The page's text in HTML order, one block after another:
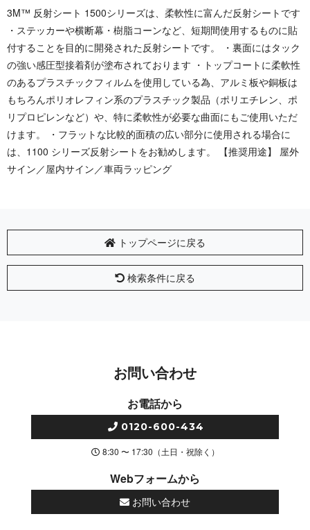
3M™ 反射シート 1500シリーズは、柔軟性に富んだ反射シートです
・ステッカーや横断幕・樹脂コーンなど、短期間使用するものに貼
付することを目的に開発された反射シートです。 ・裏面にはタック
の強い感圧型接着剤が塗布されております ・トップコートに柔軟性
のあるプラスチックフィルムを使用している為、アルミ板や銅板は
もちろんポリオレフィン系のプラスチック製品（ポリエチレン、ポ
リプロピレンなど）や、特に柔軟性が必要な曲面にもご使用いただ
けます。 ・フラットな比較的面積の広い部分に使用される場合に
は、1100 シリーズ反射シートをお勧めします。 【推奨用途】 屋外
サイン／屋内サイン／車両ラッピング
トップページに戻る
検索条件に戻る
お問い合わせ
お電話から
0120-600-434
8:30 〜 17:30（土日・祝除く）
Webフォームから
お問い合わせ